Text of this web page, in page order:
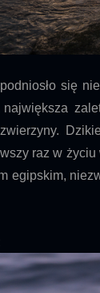
się
największa
raz w
egipskim,